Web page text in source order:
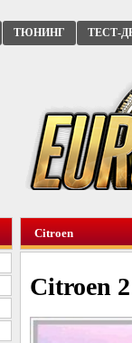
ТЮНИНГ ТЕСТ-
Citroen
Citroen